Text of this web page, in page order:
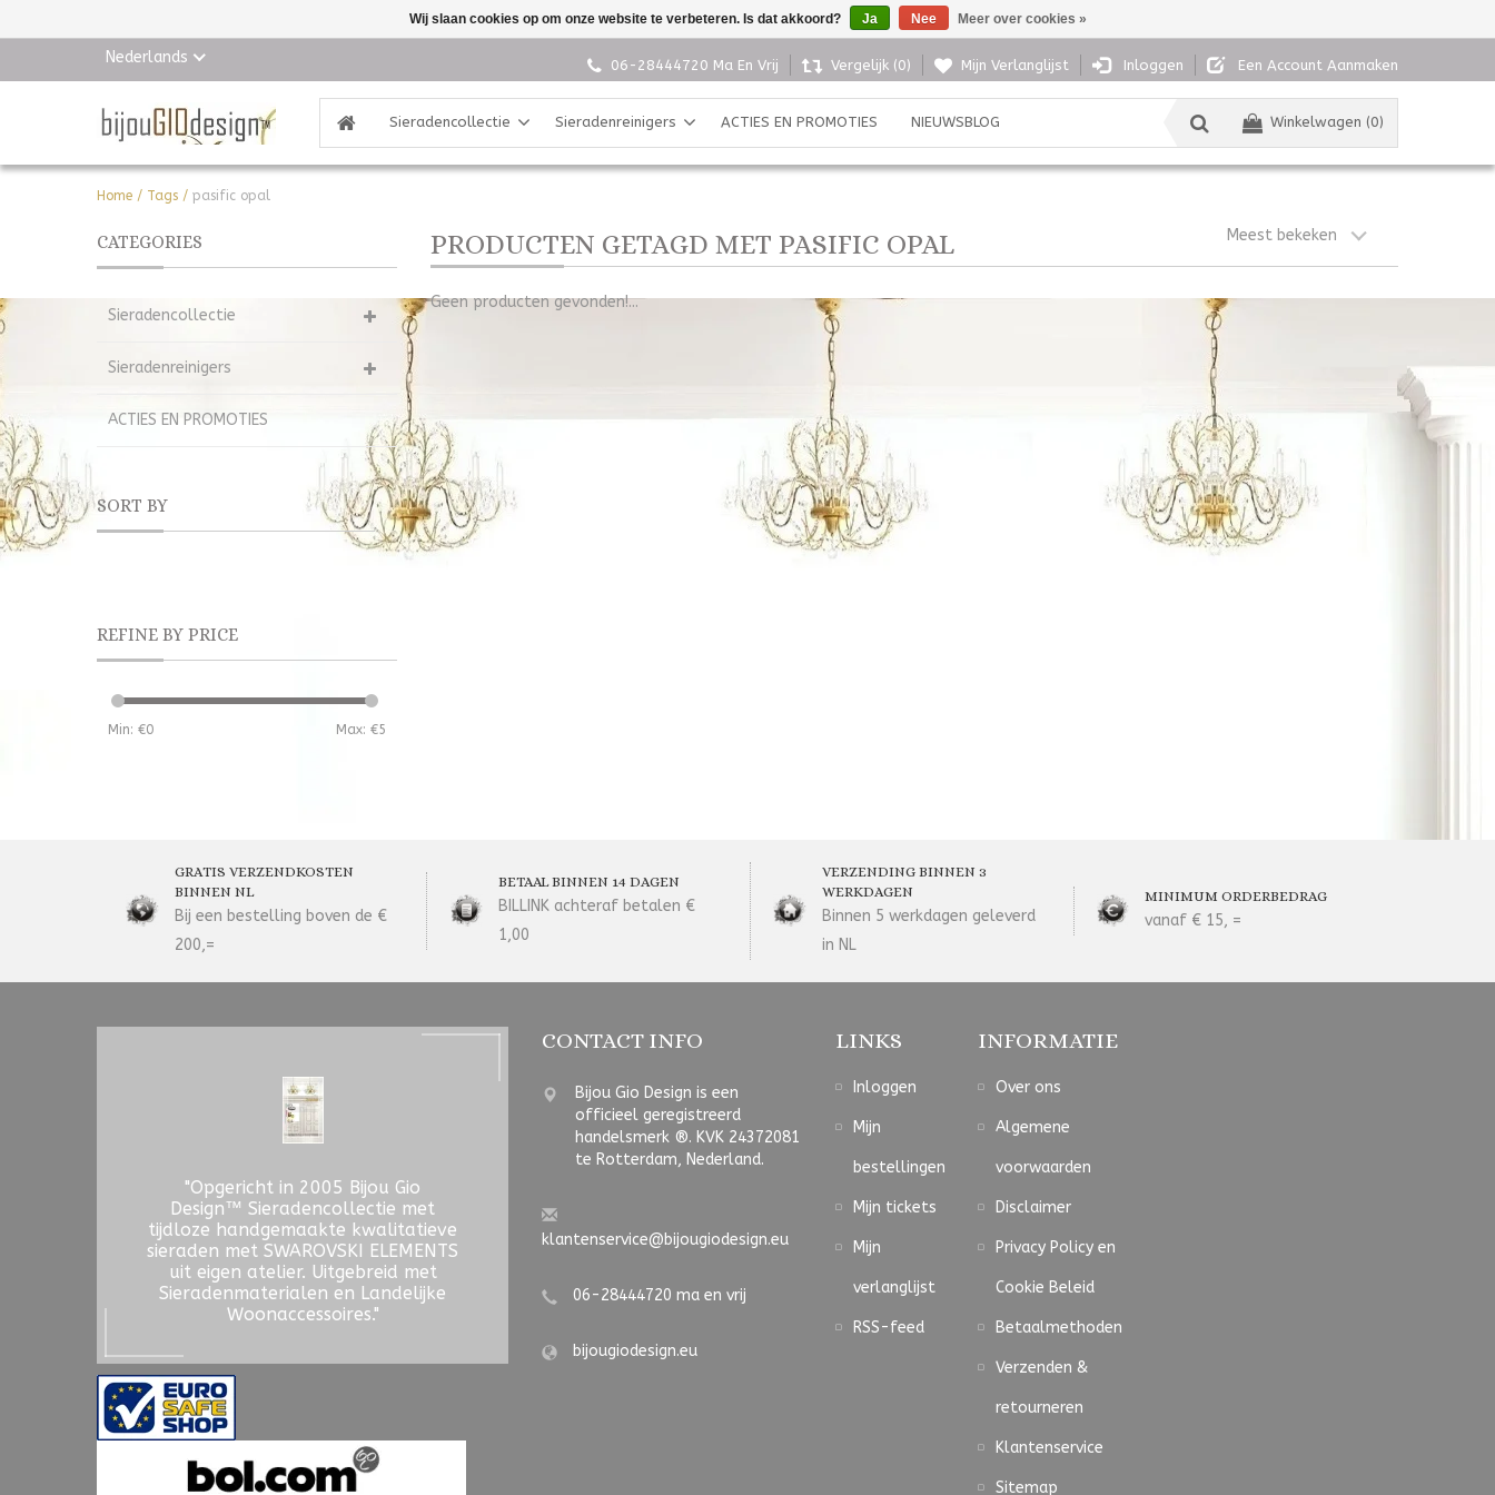
Nederlands 06-28444720 Ma En Vrij Vergelijk (0) Mijn Verlanglijst Inloggen Een Account Aanmaken
Winkelwagen (0)
Sieradencollectie Sieradenreinigers ACTIES EN PROMOTIES NIEUWSBLOG
Home / Tags / pasific opal
CATEGORIES
Sieradencollectie
Sieradenreinigers
ACTIES EN PROMOTIES
SORT BY
REFINE BY PRICE
Min: €0 Max: €5
PRODUCTEN GETAGD MET PASIFIC OPAL Meest bekeken
Geen producten gevonden!...
GRATIS VERZENDKOSTEN
BINNEN NL
Bij een bestelling boven de €
200,=
BETAAL BINNEN 14 DAGEN
BILLINK achteraf betalen €
1,00
VERZENDING BINNEN 3
WERKDAGEN
Binnen 5 werkdagen geleverd
in NL
MINIMUM ORDERBEDRAG
vanaf € 15, =
"Opgericht in 2005 Bijou Gio
Design™ Sieradencollectie met
tijdloze handgemaakte kwalitatieve
sieraden met SWAROVSKI ELEMENTS
uit eigen atelier. Uitgebreid met
Sieradenmaterialen en Landelijke
Woonaccessoires."
CONTACT INFO
Bijou Gio Design is een
officieel geregistreerd
handelsmerk ®. KVK 24372081
te Rotterdam, Nederland.
klantenservice@bijougiodesign.eu
06-28444720 ma en vrij
bijougiodesign.eu
LINKS
Inloggen
Mijn
bestellingen
Mijn tickets
Mijn
verlanglijst
RSS-feed
INFORMATIE
Over ons
Algemene
voorwaarden
Disclaimer
Privacy Policy en
Cookie Beleid
Betaalmethoden
Verzenden &
retourneren
Klantenservice
Sitemap
Wij slaan cookies op om onze website te verbeteren. Is dat akkoord? Ja Nee Meer over cookies »